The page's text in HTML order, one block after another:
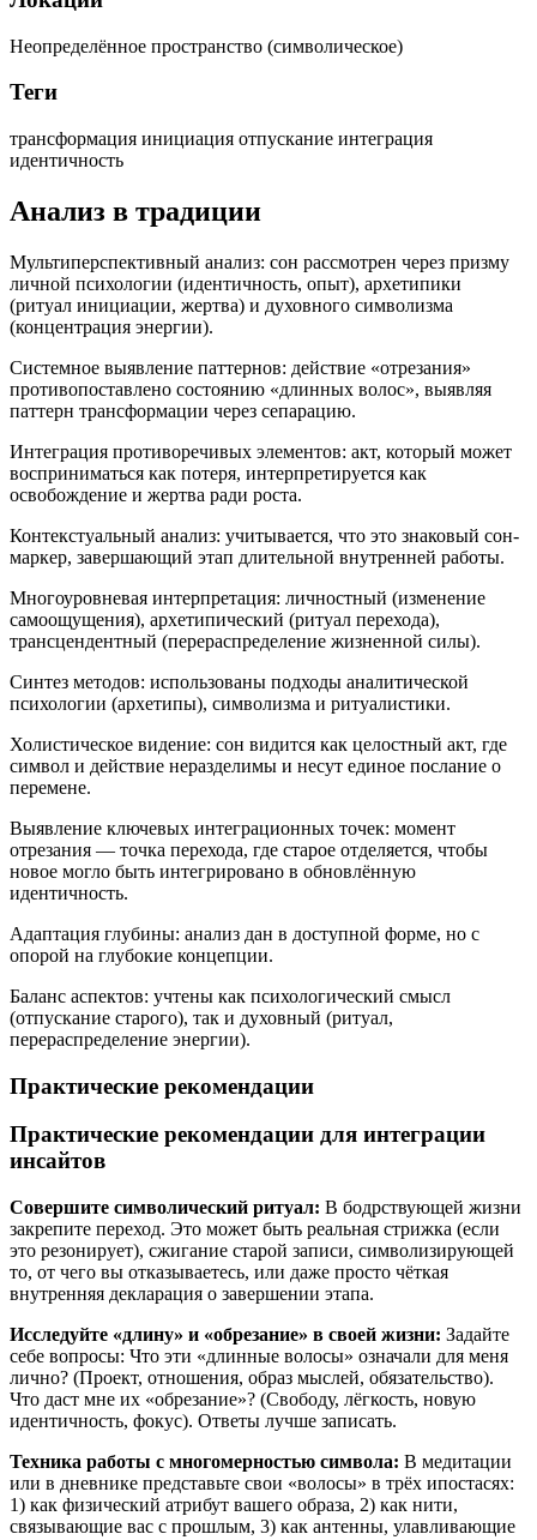
Неопределённое пространство (символическое)
Теги
трансформация инициация отпускание интеграция
идентичность
Анализ в традиции
Мультиперспективный анализ: сон рассмотрен через призму
личной психологии (идентичность, опыт), архетипики
(ритуал инициации, жертва) и духовного символизма
(концентрация энергии).
Системное выявление паттернов: действие «отрезания»
противопоставлено состоянию «длинных волос», выявляя
паттерн трансформации через сепарацию.
Интеграция противоречивых элементов: акт, который может
восприниматься как потеря, интерпретируется как
освобождение и жертва ради роста.
Контекстуальный анализ: учитывается, что это знаковый сон-
маркер, завершающий этап длительной внутренней работы.
Многоуровневая интерпретация: личностный (изменение
самоощущения), архетипический (ритуал перехода),
трансцендентный (перераспределение жизненной силы).
Синтез методов: использованы подходы аналитической
психологии (архетипы), символизма и ритуалистики.
Холистическое видение: сон видится как целостный акт, где
символ и действие неразделимы и несут единое послание о
перемене.
Выявление ключевых интеграционных точек: момент
отрезания — точка перехода, где старое отделяется, чтобы
новое могло быть интегрировано в обновлённую
идентичность.
Адаптация глубины: анализ дан в доступной форме, но с
опорой на глубокие концепции.
Баланс аспектов: учтены как психологический смысл
(отпускание старого), так и духовный (ритуал,
перераспределение энергии).
Практические рекомендации
Практические рекомендации для интеграции
инсайтов
Совершите символический ритуал: В бодрствующей жизни
закрепите переход. Это может быть реальная стрижка (если
это резонирует), сжигание старой записи, символизирующей
то, от чего вы отказываетесь, или даже просто чёткая
внутренняя декларация о завершении этапа.
Исследуйте «длину» и «обрезание» в своей жизни: Задайте
себе вопросы: Что эти «длинные волосы» означали для меня
лично? (Проект, отношения, образ мыслей, обязательство).
Что даст мне их «обрезание»? (Свободу, лёгкость, новую
идентичность, фокус). Ответы лучше записать.
Техника работы с многомерностью символа: В медитации
или в дневнике представьте свои «волосы» в трёх ипостасях:
1) как физический атрибут вашего образа, 2) как нити,
связывающие вас с прошлым, 3) как антенны, улавливающие